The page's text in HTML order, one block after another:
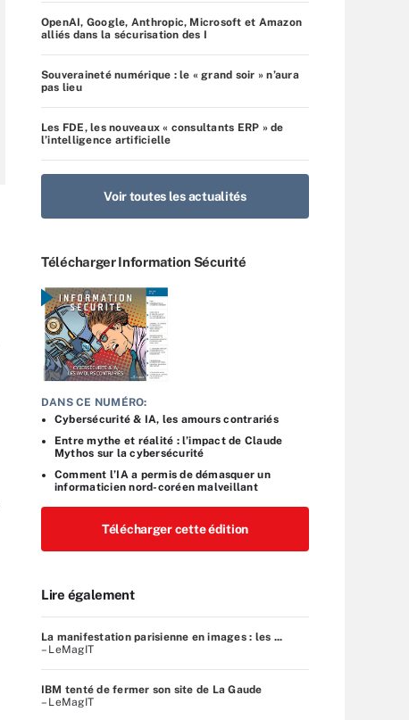
OpenAI, Google, Anthropic, Microsoft et Amazon
alliés dans la sécurisation des I
Souveraineté numérique : le « grand soir » n’aura
pas lieu
Les FDE, les nouveaux « consultants ERP » de
l’intelligence artificielle
Voir toutes les actualités
Télécharger Information Sécurité
DANS CE NUMÉRO:
Cybersécurité & IA, les amours contrariés
Entre mythe et réalité : l’impact de Claude
Mythos sur la cybersécurité
Comment l’IA a permis de démasquer un
informaticien nord-coréen malveillant
Télécharger cette édition
Lire également
La manifestation parisienne en images : les ...
– LeMagIT
IBM tenté de fermer son site de La Gaude
– LeMagIT